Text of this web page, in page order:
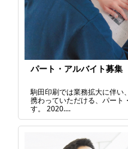
パート・アルバイト募集
駒田印刷では業務拡大に伴い
携わっていただける、パート
す。 2020....